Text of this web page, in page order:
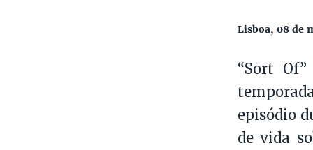
Lisboa, 08 de
“Sort
episódio
de vida